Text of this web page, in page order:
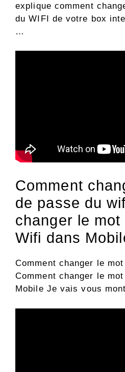
explique comment
du WIFI de votre box
…
Comment
de passe du
changer le mot
Wifi dans
Comment changer le
Comment changer le
Mobile Je vais vous